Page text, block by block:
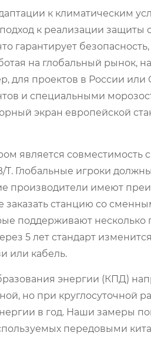
к климатическим
к реализации защиты
гарантирует
на глобальный рынок,
для проектов в России
и специальными
экран европейской
является совместимость
T. Глобальные игроки
производители имеют
заказать станцию со
поддерживают
5 лет стандарт
или кабель.
энергии (КПД)
но при круглосуточной
в год. Наши замеры
передовыми